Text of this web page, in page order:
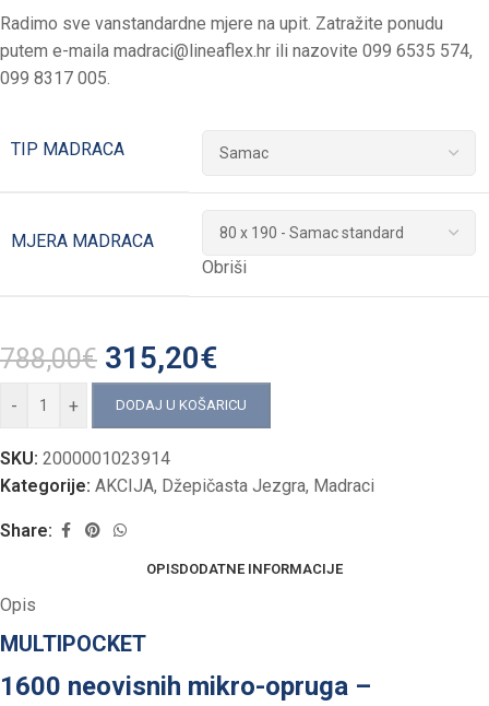
Radimo sve vanstandardne mjere na upit. Zatražite ponudu
putem e-maila madraci@lineaflex.hr ili nazovite 099 6535 574,
099 8317 005.
TIP MADRACA
MJERA MADRACA
Obriši
788,00€ 315,20€
- + DODAJ U KOŠARICU
SKU: 2000001023914
Kategorije: AKCIJA, Džepičasta Jezgra, Madraci
Share:
OPISDODATNE INFORMACIJE
Opis
MULTIPOCKET
1600 neovisnih mikro-opruga –